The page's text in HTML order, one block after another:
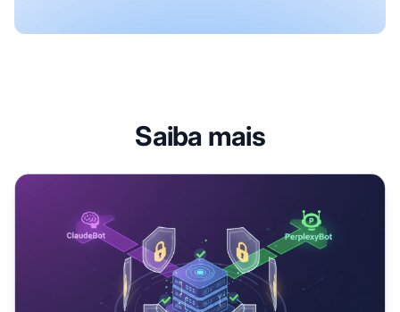
Saiba mais
Como Identificar Rastreadores de IA nos Seus Logs de